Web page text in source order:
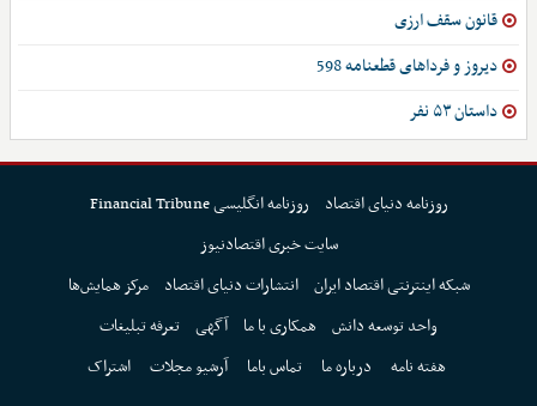
قانون سقف ارزی
دیروز و فرداهای قطعنامه 598
داستان ۵۳ نفر
روزنامه دنیای اقتصاد
روزنامه انگلیسی Financial Tribune
سایت خبری اقتصادنیوز
شبکه اینترنتی اقتصاد ایران انتشارات دنیای اقتصاد
مرکز همایش‌ها
واحد توسعه دانش همکاری با ما آگهی تعرفه تبلیغات
هفته نامه
درباره ما تماس باما آرشیو مجلات اشتراک